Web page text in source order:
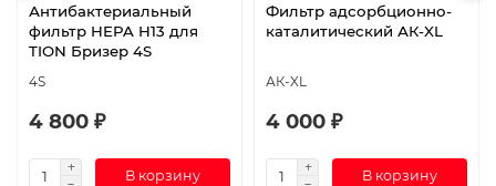
Антибактериальный
фильтр HEPA H13 для
TION Бризер 4S
4S
4 800 ₽
В корзину
Фильтр адсорбционно-
каталитический АК-XL
АК-XL
4 000 ₽
В корзину